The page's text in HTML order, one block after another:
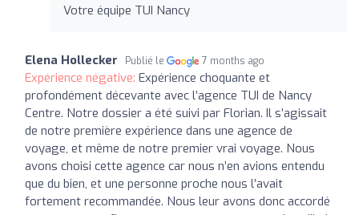
Votre équipe TUI Nancy
Elena Hollecker Publié le 7 months ago
Expérience négative: Expérience choquante et
profondément décevante avec l’agence TUI de Nancy
Centre. Notre dossier a été suivi par Florian. Il s’agissait
de notre première expérience dans une agence de
voyage, et même de notre premier vrai voyage. Nous
avons choisi cette agence car nous n’en avions entendu
que du bien, et une personne proche nous l’avait
fortement recommandée. Nous leur avons donc accordé